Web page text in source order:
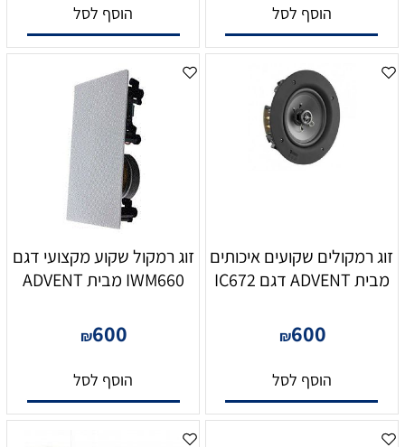
הוסף לסל הוסף לסל
זוג רמקולים שקועים איכותים
מבית ADVENT דגם IC672
₪600
הוסף לסל
זוג רמקול שקוע מקצועי דגם
IWM660 מבית ADVENT
₪600
הוסף לסל